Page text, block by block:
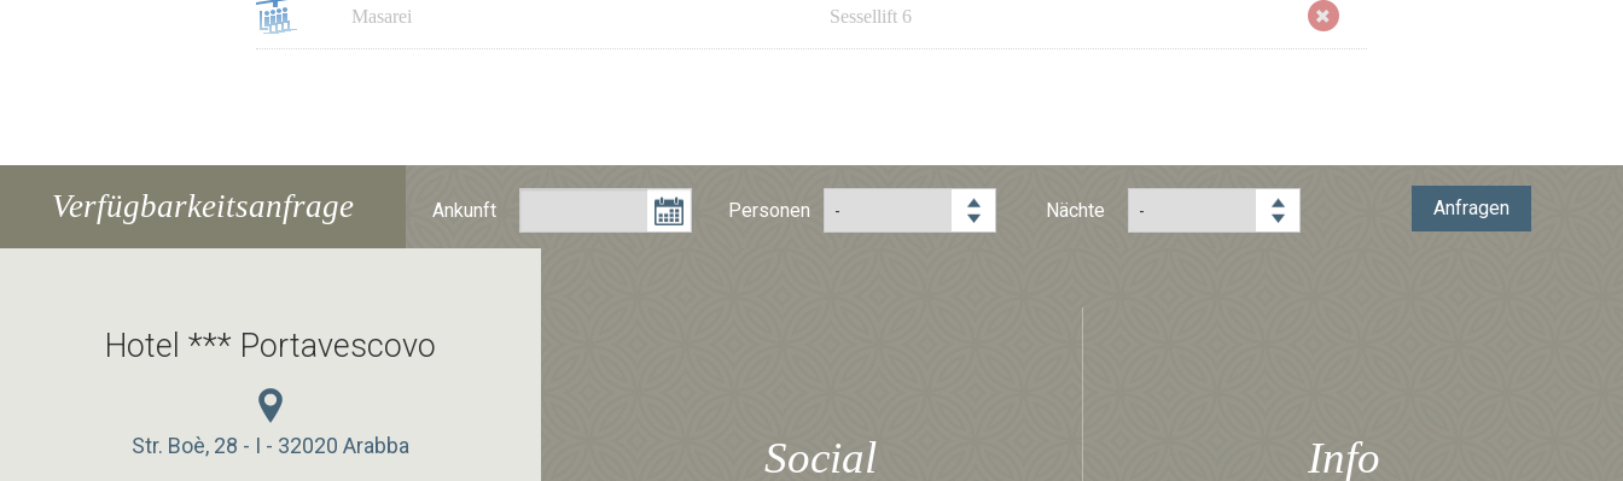
Masarei Sessellift 6
Verfügbarkeitsanfrage Ankunft Personen Nächte Anfragen
Hotel *** Portavescovo
Str. Boè, 28 - I - 32020 Arabba Social Info